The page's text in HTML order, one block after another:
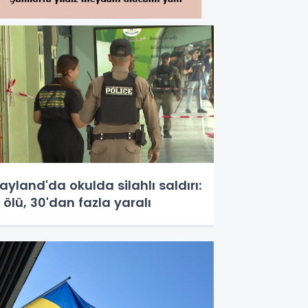
okulda silahlı saldırı:
ölü, 30'dan fazla yaralı